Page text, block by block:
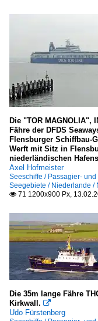
Calais
Italien
Neapel
Litauen
Klaipėda
Malaysia
Penang
Norwegen
Tromsø
Polen
Schweden
Die "TOR MAGNOLIA",
Fähre der DFDS
Flensburger Schiffbau-
Werft mit Sitz in
niederländischen
Axel Hofmeister
Seeschiffe / Passagier-
Seegebiete / Niederlande /
 71 1200x900 Px,
Die 35m lange Fähre
Kirkwall. 
Udo Fürstenberg